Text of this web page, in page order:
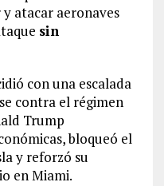
atacar aeronaves
sin
con una escalada
contra el régimen
Trump
bloqueó el
y reforzó su
en Miami.